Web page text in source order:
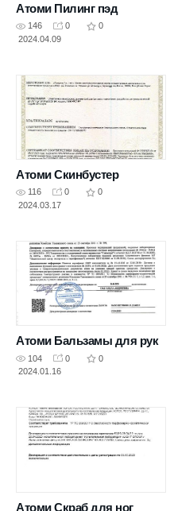
Атоми Пилинг пэд
146 0
0
2024.04.09
Атоми Скинбустер
116 0
0
2024.03.17
Атоми Бальзамы для рук
104 0
0
2024.01.16
Атоми Скраб для ног